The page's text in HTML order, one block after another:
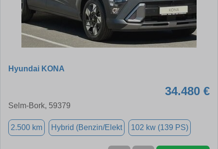
Hyundai KONA
34.480 €
Selm-Bork, 59379
2.500 km Hybrid (Benzin/Elekt 102 kw (139 PS)